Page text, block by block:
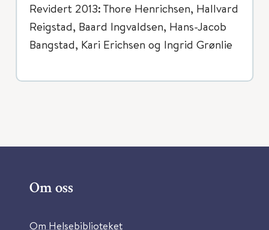
Revidert 2013: Thore Henrichsen, Hallvard
Reigstad, Baard Ingvaldsen, Hans-Jacob
Bangstad, Kari Erichsen og Ingrid Grønlie
Om oss
Om Helsebiblioteket